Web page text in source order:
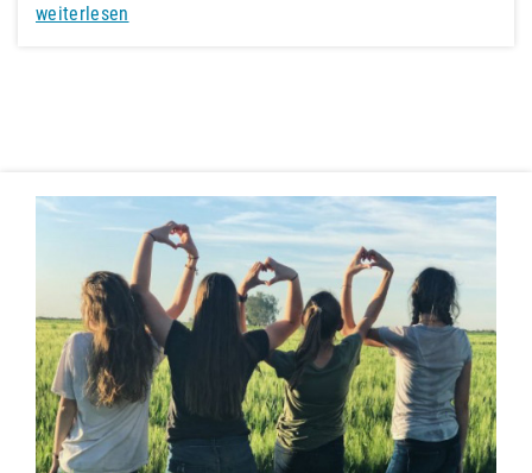
weiterlesen